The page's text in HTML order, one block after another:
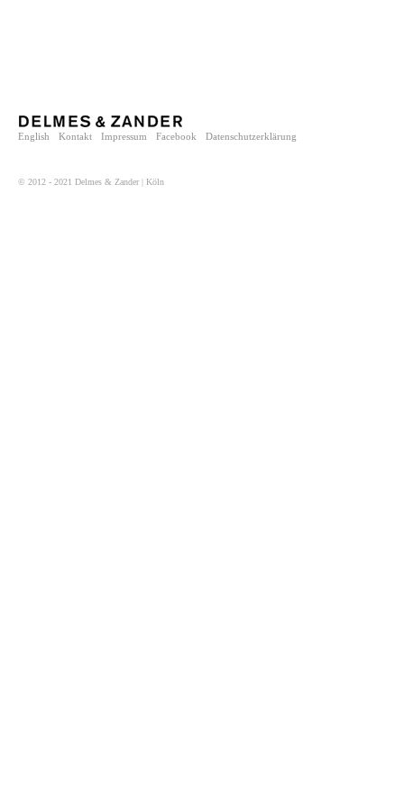
English Kontakt Impressum Facebook Datenschutzerklärung
© 2012 - 2021 Delmes & Zander | Köln